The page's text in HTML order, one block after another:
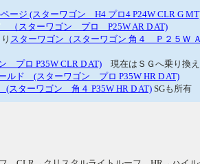
ージ (スターワゴン H4 プロ4 P24W CLR G
（スターワゴン プロ P25W AR D AT)
スターワゴン（スターワゴン 角４ Ｐ２５Ｗ
プロ P35W CLR D AT) 現在はＳＧへ乗り換え
ルド (スターワゴン プロ P35W HR D AT)
(スターワゴン 角４ P35W HR D AT) SGも所有